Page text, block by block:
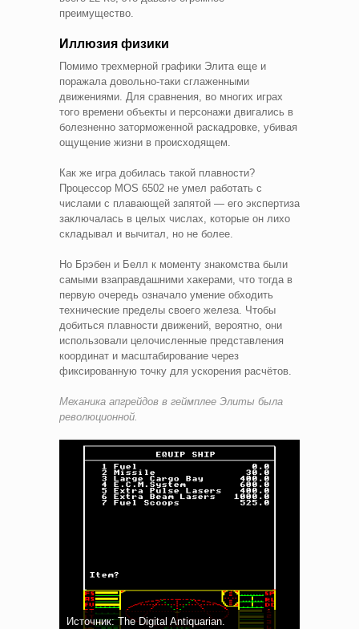
преимущество.
Иллюзия физики
Помимо трехмерной графики Элита еще и
поражала довольно-таки сглаженными
движениями. Для сравнения, во многих играх
того времени объекты и персонажи двигались в
болезненно заторможенной раскадровке, убивая
ощущение жизни в происходящем.
Как же игра добилась такой плавности?
Процессор MOS 6502 не умел работать с
числами с плавающей запятой — его экспертиза
заключалась в целых числах, которые он лихо
складывал и вычитал, но не более.
Но Брэбен и Белл к моменту знакомства были
самыми взаправдашними хакерами, что тогда в
первую очередь означало умение обходить
технические пределы своего железа. Чтобы
добиться плавности движений, вероятно, они
использовали целочисленные представления
координат и масштабирование через
фиксированную точку для ускорения расчётов.
Механика апгрейдов в геймплее Элиты была
революционной.
Источник: The Digital Antiquarian.